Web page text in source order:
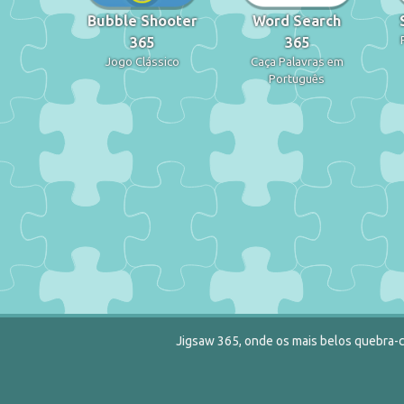
Bubble Shooter
365
Jogo Clássico
Word Search
365
Caça Palavras em
Português
Jigsaw 365, onde os mais belos